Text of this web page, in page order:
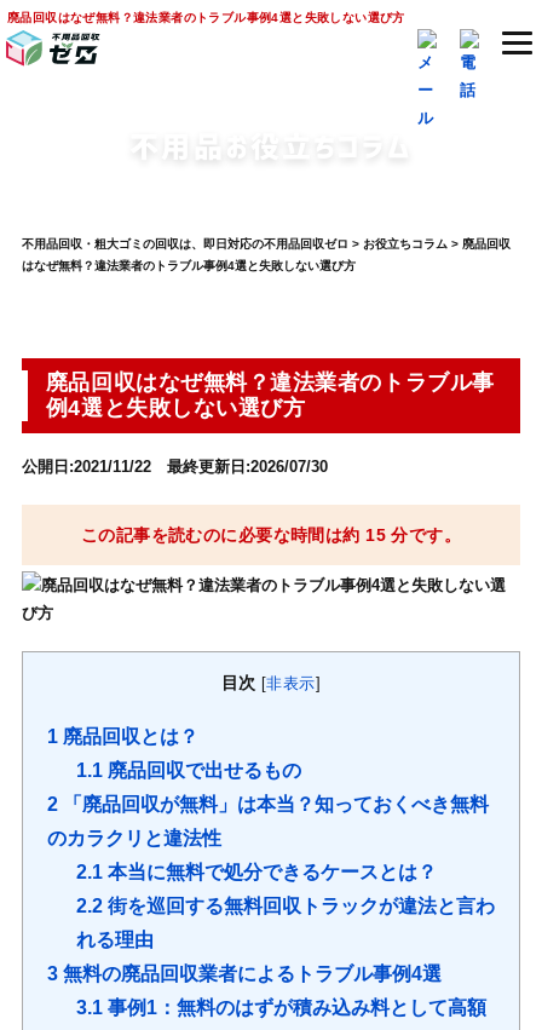
廃品回収はなぜ無料？違法業者のトラブル事例4選と失敗しない選び方
不用品お役立ちコラム
不用品回収・粗大ゴミの回収は、即日対応の不用品回収ゼロ > お役立ちコラム > 廃品回収
はなぜ無料？違法業者のトラブル事例4選と失敗しない選び方
廃品回収はなぜ無料？違法業者のトラブル事
例4選と失敗しない選び方
公開日:2021/11/22 最終更新日:2026/07/30
この記事を読むのに必要な時間は約 15 分です。
目次 [非表示
1廃品回収とは？
1.1廃品回収で出せるもの
2「廃品回収が無料」は本当？知っておくべき無料
のカラクリと違法性
2.1本当に無料で処分できるケースとは？
2.2街を巡回する無料回収トラックが違法と言わ
れる理由
3無料の廃品回収業者によるトラブル事例4選
3.1事例1：無料のはずが積み込み料として高額